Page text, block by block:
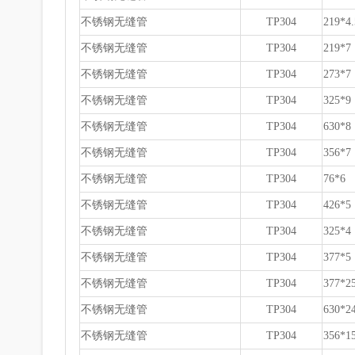
不锈钢无缝管 TP304
不锈钢无缝管 TP304 219*7
不锈钢无缝管 TP304 273*7
不锈钢无缝管 TP304 325*9
不锈钢无缝管 TP304 630*8
不锈钢无缝管 TP304 356*7
不锈钢无缝管 TP304 76*6
不锈钢无缝管 TP304 426*5
不锈钢无缝管 TP304 325*4
不锈钢无缝管 TP304 377*5
不锈钢无缝管 TP304
不锈钢无缝管 TP304
不锈钢无缝管 TP304